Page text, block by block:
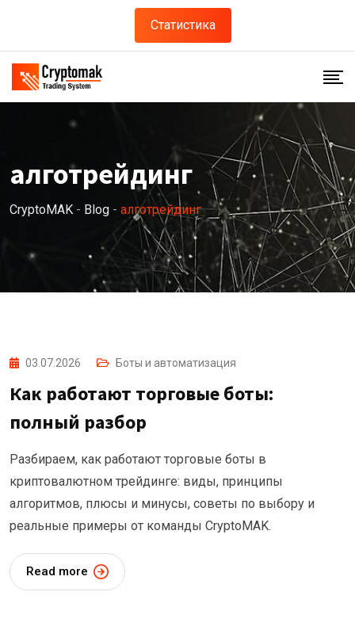
content
Статистика
алготрейдинг
CryptoMAK - Blog - алготрейдинг
03.07.2026 Боты и автоматизация
Как работают торговые боты:
полный разбор
Разбираем, как работают торговые боты в
криптовалютном трейдинге: виды, принципы
алгоритмов, плюсы и минусы, советы по выбору и
реальные примеры от команды CryptoMAK.
Read more